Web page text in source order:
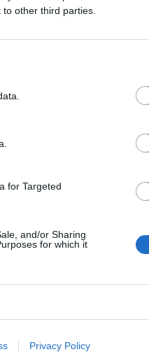
other third parties.
for Targeted
and/or Sharing
for which it
Privacy Policy